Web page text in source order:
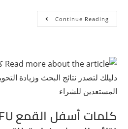
Continue Reading